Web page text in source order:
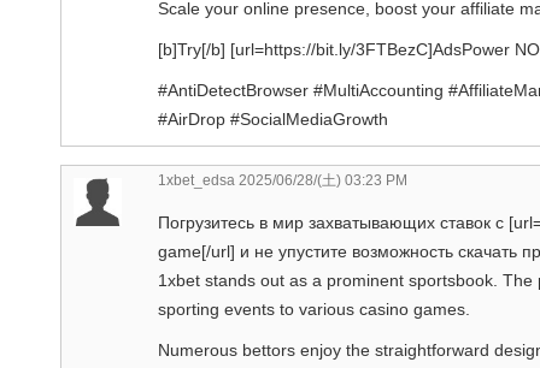
Scale your online presence, boost your affiliate
[b]Try[/b] [url=https://bit.ly/3FTBezC]AdsPower
#AntiDetectBrowser #MultiAccounting
#AirDrop #SocialMediaGrowth
1xbet_edsa 2025/06/28/(土) 03:23 PM
Погрузитесь в мир захватывающих ставок с
game[/url] и не упустите возможность скачать
1xbet stands out as a prominent sportsbook.
sporting events to various casino games.
Numerous bettors enjoy the straightforward